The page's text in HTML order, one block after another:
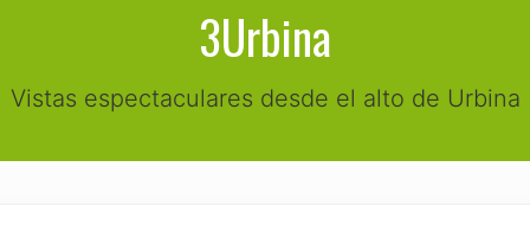
3Urbina
Vistas espectaculares desde el alto de Urbina